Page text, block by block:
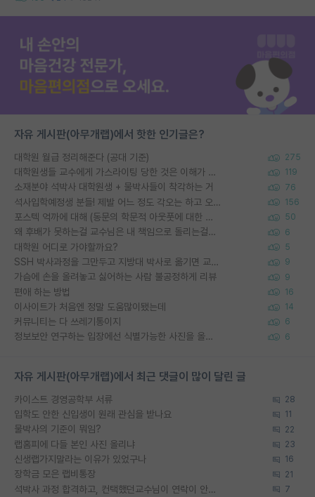
자유 게시판(아무개랩)에서 핫한 인기글은?
대학원 월급 정리해준다 (공대 기준) 275
대학원생들 교수에게 가스라이팅 당한 것은 이해가 갑니다. 안타깝네요. 119
소재분야 석박사 대학원생 + 물박사들이 착각하는 거 76
석사입학예정생 분들! 제발 어느 정도 각오는 하고 오세요. 156
포스텍 억까에 대해 (동문의 학문적 아웃풋에 대한 반박) 50
왜 후배가 못하는걸 교수님은 내 책임으로 돌리는걸까요? 6
대학원 어디로 가야할까요? 5
SSH 박사과정을 그만두고 지방대 박사로 옮기면 교수의 꿈은 끝일까요? 9
가슴에 손을 올려놓고 싫어하는 사람 불공정하게 리뷰 9
편애 하는 방법 16
이사이트가 처음엔 정말 도움많이됐는데 14
커뮤니티는 다 쓰레기통이지 6
정보보안 연구하는 입장에선 식별가능한 사진을 올리는건 비추이긴함 6
자유 게시판(아무개랩)에서 최근 댓글이 많이 달린 글
카이스트 경영공학부 서류 28
입학도 안한 신입생이 원래 관심을 받나요 11
물박사의 기준이 뭐임? 22
랩홈피에 다들 본인 사진 올리냐 23
신생랩가지말라는 이유가 있었구나 16
장학금 모은 랩비통장 21
석박사 과정 합격하고, 컨택했던교수님이 연락이 안됩니다... 7